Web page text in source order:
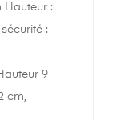
Hauteur :
:
9
cm,